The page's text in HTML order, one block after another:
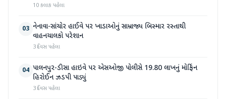
10 કલાક પહેલા
03 નેનાવા-સાંચોર હાઈવે પર ખાડાઓનું સામ્રાજ્ય બિસ્માર રસ્તાથી
વાહનચાલકો પરેશાન
3 દિવસ પહેલા
04 પાલનપુર-ડીસા હાઇવે પર એસઓજી પોલીસે 19.80 લાખનું મોર્ફિન
હિરોઈન ઝડપી પાડ્યું
3 દિવસ પહેલા